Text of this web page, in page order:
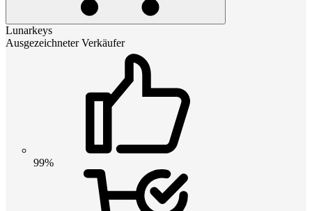
Lunarkeys
Ausgezeichneter Verkäufer
99%